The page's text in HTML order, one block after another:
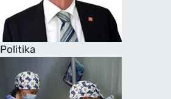
Politika